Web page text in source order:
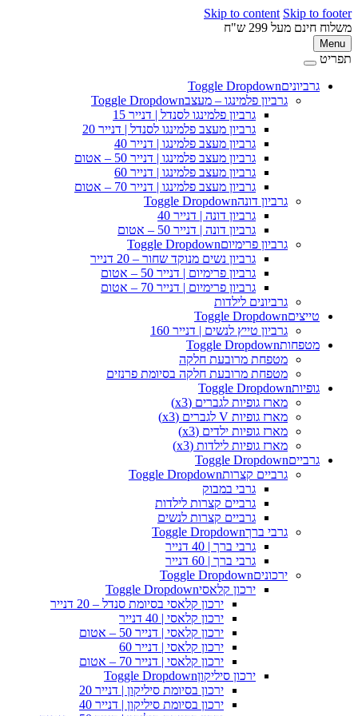
Skip to content Skip to
מעל 299 ש"ח
גרביוניםToggle Dropdown
גרביון פלמינגו – מעצבToggle Dropdown
גרביון פלמינגו לסנדל | דנייר 15
גרביון מעצב פלמינגו לסנדל | דנייר 20
גרביון מעצב פלמינגו | דנייר 40
גרביון מעצב פלמינגו | דנייר 50 – אטום
גרביון מעצב פלמינגו | דנייר 60
גרביון מעצב פלמינגו | דנייר 70 – אטום
גרביון דונהToggle Dropdown
גרביון דונה | דנייר 40
גרביון דונה | דנייר 50 – אטום
גרביון פרימיוםToggle Dropdown
גרביון נשים מנוקד שחור – 20 דנייר
גרביון פרימיום | דנייר 50 – אטום
גרביון פרימיום | דנייר 70 – אטום
גרביונים לילדות
טייצים Toggle Dropdown
גרביון טייץ לנשים | דנייר 160
מטפחותToggle Dropdown
מטפחת מרובעת חלקה
מטפחת מרובעת חלקה בסיומת פרנזים
גופיות
Toggle Dropdown
מארז גופיות לגברים (x3)
מארז גופיות V לגברים (x3)
מארז גופיות ילדים (x3)
מארז גופיות לילדות (x3)
גרביים Toggle Dropdown
גרביים קצרות Toggle Dropdown
גרבי במבוק
גרביים קצרות לילדות
גרביים קצרות לנשים
גרבי ברךToggle Dropdown
גרבי ברך | 40 דנייר
גרבי ברך | 60 דנייר
ירכוניםToggle Dropdown
ירכון קלאסי Toggle Dropdown
ירכון קלאסי בסיומת סנדל – 20 דנייר
ירכון קלאסי | 40 דנייר
ירכון קלאסי | דנייר 50 – אטום
ירכון קלאסי | דנייר 60
ירכון קלאסי | דנייר 70 – אטום
ירכון סיליקוןToggle Dropdown
ירכון בסיומת סיליקון | דנייר 20
ירכון בסיומת סיליקון | דנייר 40